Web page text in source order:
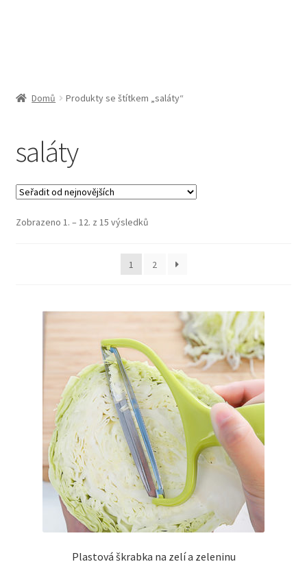
Zásady cookies (EU)
Domů Produkty se štítkem „saláty“
saláty
Zobrazeno 1. – 12. z 15 výsledkůSeřazeno
1
2
Plastová škrabka na zelí a zeleninu